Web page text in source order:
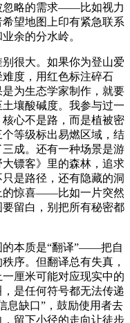
忽略的需求——比如视力
望地图上印有紧急联系
余的分水岭。
很大。如果你为登山爱
度，用红色标注碎石
为生态学家制作，就要
壤酸碱度。我参与过一
心不是路，而是植被密
等级标出易燃区域，结
成。还有一种场景是游
镖客》里的森林，追求
是路径，还有隐藏的洞
的惊喜——比如一片突然
留白，别把所有秘密都
的本质是“翻译”——把自
序。但翻译总有失真，
厘米可能对应现实中的
是任何符号都无法传递
息缺口”，鼓励使用者去
留下小径的走向让徒步